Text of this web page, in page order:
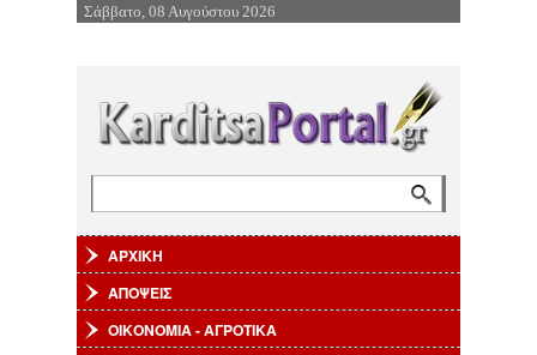
Επιστροφή στην Πλοήγηση
Σάββατο, 08 Αυγούστου 2026
ΑΡΧΙΚΗ
ΑΠΟΨΕΙΣ
ΟΙΚΟΝΟΜΙΑ - ΑΓΡΟΤΙΚΑ